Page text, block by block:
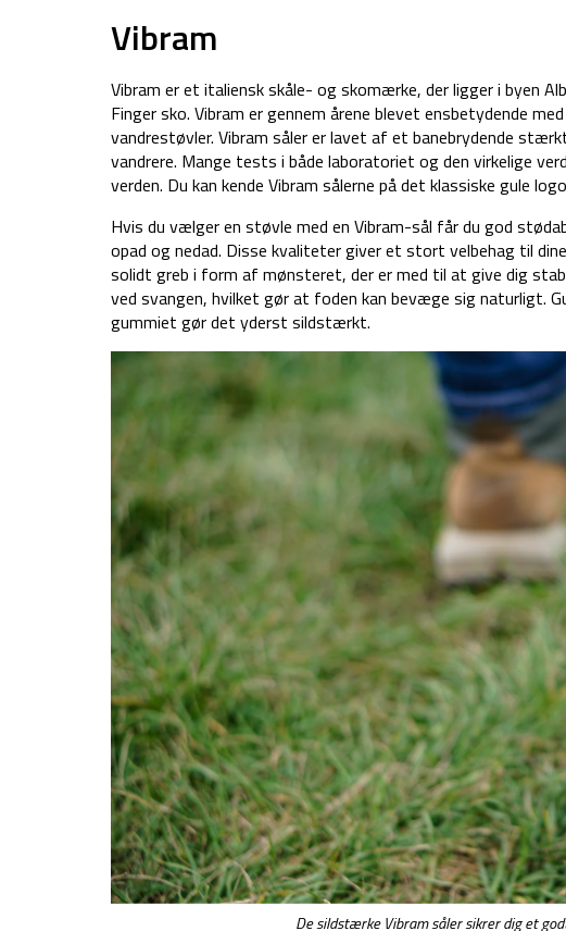
Vibram
Vibram er et italiensk skåle- og skomærke, der ligger i byen
Finger sko. Vibram er gennem årene blevet ensbetydende
vandrestøvler. Vibram såler er lavet af et banebrydende
vandrere. Mange tests i både laboratoriet og den virkelige
verden. Du kan kende Vibram sålerne på det klassiske gule
Hvis du vælger en støvle med en Vibram-sål får du god
opad og nedad. Disse kvaliteter giver et stort velbehag til
solidt greb i form af mønsteret, der er med til at give dig
ved svangen, hvilket gør at foden kan bevæge sig naturligt.
gummiet gør det yderst sildstærkt.
De sildstærke Vibram såler sikrer dig et